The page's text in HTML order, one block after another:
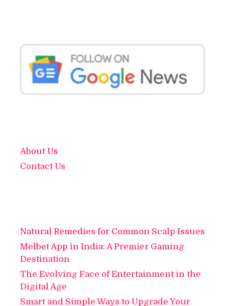
About Us
Contact Us
Natural Remedies for Common Scalp Issues
Melbet App in India: A Premier Gaming
Destination
The Evolving Face of Entertainment in the
Digital Age
Smart and Simple Ways to Upgrade Your